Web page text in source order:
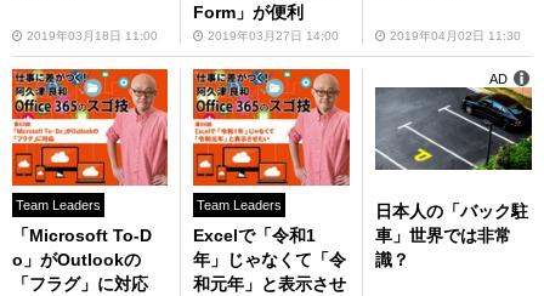
2019年03月18日 11:00
Form」が便利
2019年03月27日 14:00 2019年04月02日 11:30
Team Leaders
「Microsoft To-D
o」がOutlookの
「フラグ」に対応
Team Leaders
Excelで「令和1
年」じゃなくて「令
和元年」と表示させ
日本人の「バック駐
車」世界では非常
識？
AD